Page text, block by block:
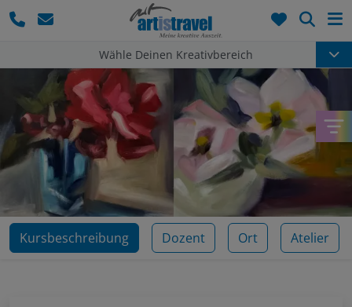
Wähle Deinen Kreativbereich
Kursbeschreibung Dozent Ort Atelier